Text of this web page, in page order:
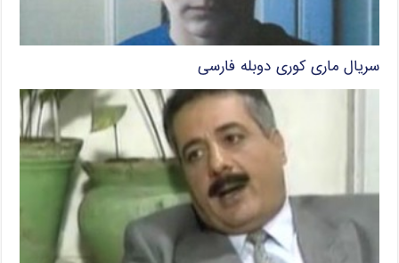
سریال ماری کوری دوبله فارسی